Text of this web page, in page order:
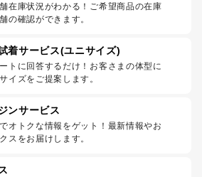
在庫状況がわかる！ご希望商品の在庫
の確認ができます。
着サービス(ユニサイズ)
トに回答するだけ！お客さまの体型に
イズをご提案します。
ンサービス
オトクな情報をゲット！最新情報やお
スをお届けします。